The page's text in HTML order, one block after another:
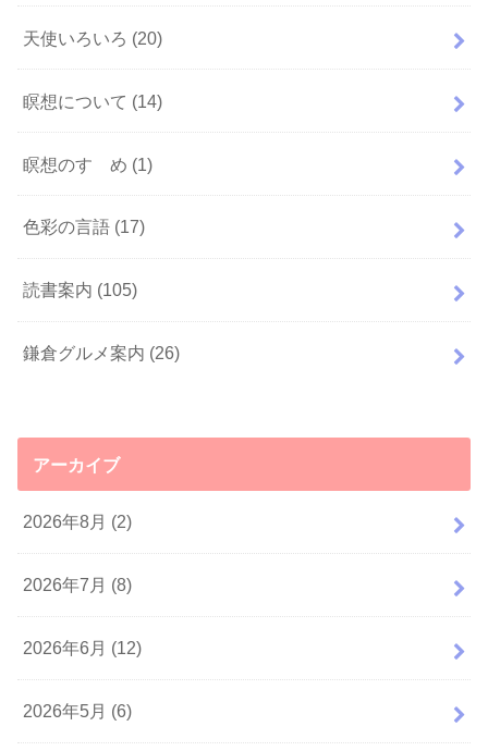
天使いろいろ (20)
瞑想について (14)
瞑想のすゝめ (1)
色彩の言語 (17)
読書案内 (105)
鎌倉グルメ案内 (26)
アーカイブ
2026年8月 (2)
2026年7月 (8)
2026年6月 (12)
2026年5月 (6)